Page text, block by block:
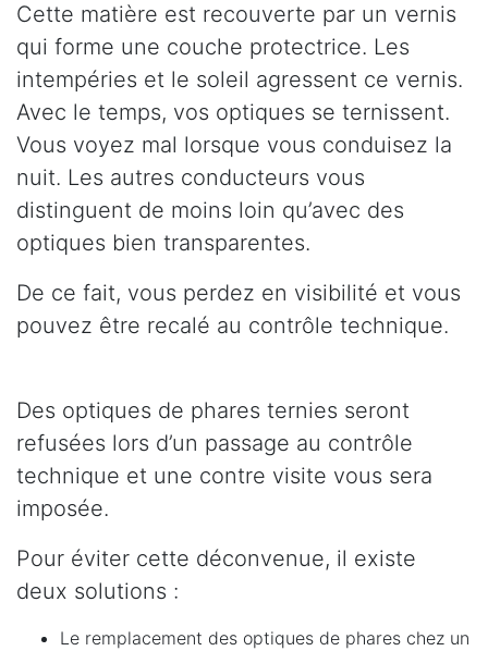
Cette matière est recouverte par un vernis
qui forme une couche protectrice. Les
intempéries et le soleil agressent ce vernis.
Avec le temps, vos optiques se ternissent.
Vous voyez mal lorsque vous conduisez la
nuit. Les autres conducteurs vous
distinguent de moins loin qu’avec des
optiques bien transparentes.
De ce fait, vous perdez en visibilité et vous
pouvez être recalé au contrôle technique.
Des optiques de phares ternies seront
refusées lors d’un passage au contrôle
technique et une contre visite vous sera
imposée.
Pour éviter cette déconvenue, il existe
deux solutions :
Le remplacement des optiques de phares chez un